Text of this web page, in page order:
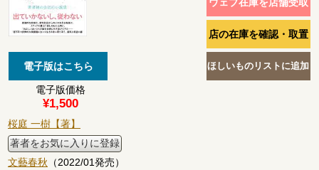
電子版価格
¥1,500
桜庭 一樹【著】
著者をお気に入りに登録
文藝春秋 （2022/01発売）